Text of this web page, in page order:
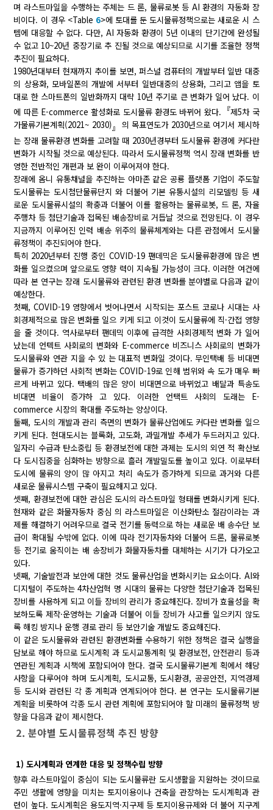
며 라스트마일을 수행하는 주체는 드 론, 물류로봇 등 AI 환경의 자동화 장
비이다. 이 경우 <Table 6>에 토대를 둔 도시물류정책으로는 새로운 시 스
템에 대응할 수 없다. 다만, AI 자동화 환경이 5년 이내의 단기간에 완성될
수 없고 10~20년 중장기로 추 진될 것으로 예상되므로 시기를 조율한 정책
추진이 필요하다.
1980년대부터 현재까지 추이를 보면, 퍼스널 컴퓨터의 개발부터 일반 대중
의 상용화, 모바일폰의 개발에 서부터 일반대중의 상용화, 그리고 앱을 토
대로 한 스마트폰의 일반화까지 대략 10년 주기로 큰 변화가 일어 났다. 이
에 따른 E-commerce 활성화로 도시물류 환경도 바뀌어 왔다.
『제5차 국
가물류기본계획(2021~ 2030)』
의 목표연도가 2030년으로 여기서 제시하
는 장래 물류환경 변화를 고려할 때 2030년경부터 도시물류 환경에 커다란
변화가 시작될 것으로 예상된다. 따라서 도시물류정책 역시 장래 변화를 반
영한 전반적인 개편과 보 완이 이루어져야 한다.
장래에 옴니 유통채널을 추진하는 아마존 같은 공룡 플랫폼 기업이 주도할
도시물류는 도시첨단물류단지 와 더불어 기본 유통시설의 리모델링 등 새
로운 도시물류시설의 확충과 더불어 이를 활용하는 물류로봇, 드 론, 자율
주행차 등 첨단기술과 접목된 배송장비로 거듭날 것으로 전망된다. 이 경우
지금까지 이루어진 인력 배송 위주의 물류체계와는 다른 관점에서 도시물
류정책이 추진되어야 한다.
특히 2020년부터 진행 중인 COVID-19 팬데믹은 도시물류환경에 많은 변
화를 일으켰으며 앞으로도 영향 력이 지속될 가능성이 크다. 이러한 여건에
따라 본 연구는 장래 도시물류와 관련된 환경 변화를 분야별로 다음과 같이
예상한다.
첫째, COVID-19 영향에서 벗어나면서 시작되는 포스트 코로나 시대는 사
회경제적으로 많은 변화를 일으 키게 되고 이것이 도시물류에 직·간접 영향
을 줄 것이다. 역사로부터 팬데믹 이후에 급격한 사회경제적 변화 가 일어
났는데 언텍트 사회로의 변화와 E-commerce 비즈니스 사회로의 변화가
도시물류와 연관 지을 수 있 는 대표적 변화일 것이다. 무인택배 등 비대면
물류가 증가하던 사회적 변화는 COVID-19로 인해 범위와 속 도가 매우 빠
르게 바뀌고 있다. 택배의 많은 양이 비대면으로 바뀌었고 배달과 특송도
비대면 비율이 증가하 고 있다. 이러한 언택트 사회의 도래는 E-
commerce 시장의 확대를 주도하는 양상이다.
둘째, 도시의 개발과 관리 측면의 변화가 물류산업에도 커다란 변화를 일으
키게 된다. 현대도시는 블록화, 고도화, 과밀개발 추세가 두드러지고 있다.
일자리 수급과 탄소중립 등 환경보전에 대한 과제는 도시의 외연 적 확산보
다 도시집중을 심화하는 방향으로 흘러 개발밀도를 높이고 있다. 이로부터
도시에 물류의 양이 많 아지고 처리 속도가 증가하게 되므로 과거와 다른
새로운 물류시스템 구축이 필요해지고 있다.
셋째, 환경보전에 대한 관심은 도시의 라스트마일 형태를 변화시키게 된다.
현재와 같은 화물자동차 중심 의 라스트마일은 이산화탄소 절감이라는 과
제를 해결하기 어려우므로 결국 전기를 동력으로 하는 새로운 배 송수단 보
급이 확대될 수밖에 없다. 이에 따라 전기자동차와 더불어 드론, 물류로봇
등 전기로 움직이는 배 송장비가 화물자동차를 대체하는 시기가 다가오고
있다.
넷째, 기술발전과 보안에 대한 것도 물류산업을 변화시키는 요소이다. AI와
디지털이 주도하는 4차산업혁 명 시대의 물류는 다양한 첨단기술과 접목된
장비를 사용하게 되고 이들 장비의 관리가 중요해진다. 장비가 효율성을 확
보하도록 제작·운영하는 기술과 더불어 이들 장비가 사고를 일으키지 않도
록 해킹 방지나 운행 경로 관리 등 보안기술 개발도 중요해진다.
이 같은 도시물류와 관련된 환경변화를 수용하기 위한 정책은 결국 실행을
담보로 해야 하므로 도시계획 과 도시교통계획 및 환경보전, 안전관리 등과
연관된 계획과 시책에 포함되어야 한다. 결국 도시물류기본계 획에서 해당
사항을 다루어야 하며 도시계획, 도시교통, 도시환경, 공공안전, 지역경제
등 도시와 관련된 각 종 계획과 연계되어야 한다. 본 연구는 도시물류기본
계획을 비롯하여 각종 도시 관련 계획에 포함되어야 할 미래의 물류정책 방
향을 다음과 같이 제시한다.
2. 분야별 도시물류정책 추진 방향
1) 도시계획과 연계한 대응 및 정책수립 방향
향후 라스트마일이 중심이 되는 도시물류란 도시생활을 지원하는 것이므로
주민 생활에 영향을 미치는 토지이용이나 건축을 관장하는 도시계획과 관
련이 높다. 도시계획은 용도지역·지구제 등 토지이용규제와 더 불어 지구계